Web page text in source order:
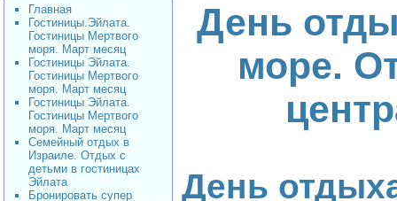
Главная
Гостиницы.Эйлата.
Гостиницы Мертвого
моря. Март месяц
Гостиницы Эйлата.
Гостиницы Мертвого
моря. Март месяц
Гостиницы Эйлата.
Гостиницы Мертвого
моря. Март месяц
Семейный отдых в
Израиле. Отдых с
детьми в гостиницах
Эйлата
Бронировать супер
День
море.
День